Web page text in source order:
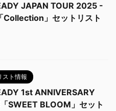
JAPAN TOUR 2025 -
」セットリスト
スト情報
1st ANNIVERSARY
SWEET BLOOM」セット